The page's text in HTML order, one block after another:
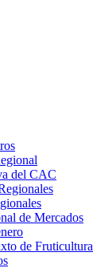
del CAC
de Mercados
de Fruticultura